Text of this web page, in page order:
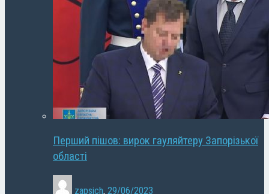
Перший пішов: вирок гауляйтеру Запорізької
області
zapsich, 29/06/2023